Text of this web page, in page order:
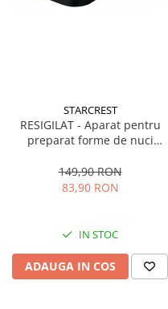
STARCREST
RESIGILAT - Aparat pentru
preparat forme de nuci
forme, 1400W, Indicator
luminos, Placi antiaderente,
149,90 RON
83,90 RON
IN STOC
ADAUGA IN COS